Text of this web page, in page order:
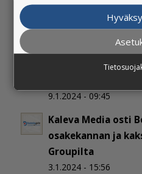
Kaleva Media ja
ke­toi­min­tan­sa
Rantalakeuden
9.1.2024 - 09:45
Kaleva Media osti
osakekannan ja
Groupilta
3.1.2024 - 15:56